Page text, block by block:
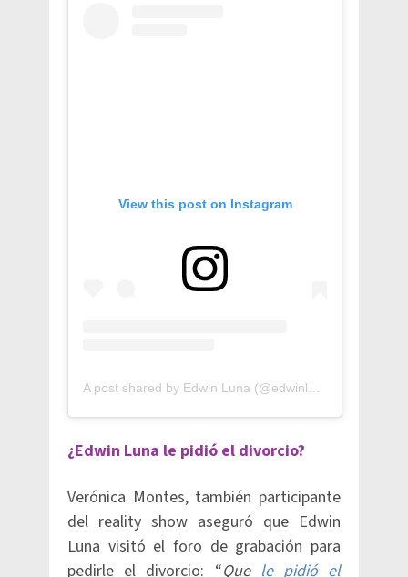
View this post on Instagram
¿Edwin Luna le pidió el divorcio?
Verónica Montes, también participante
del reality show aseguró que Edwin
Luna visitó el foro de grabación para
pedirle el divorcio: “Que le pidió el